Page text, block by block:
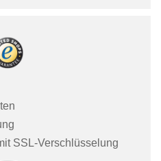
SSL-Verschlüsselung